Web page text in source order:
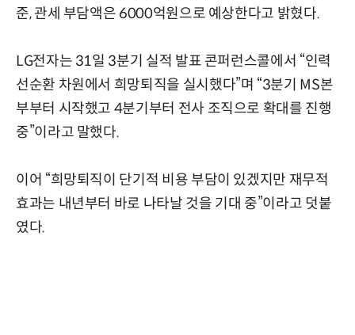
준, 관세 부담액은 6000억원으로 예상한다고 밝혔다.
LG전자는 31일 3분기 실적 발표 콘퍼런스콜에서 “인력
선순환 차원에서 희망퇴직을 실시했다”며 “3분기 MS본
부부터 시작했고 4분기부터 전사 조직으로 확대를 진행
중”이라고 말했다.
이어 “희망퇴직이 단기적 비용 부담이 있겠지만 재무적
효과는 내년부터 바로 나타날 것을 기대 중”이라고 덧붙
였다.